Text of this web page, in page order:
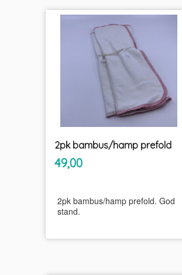
2pk bambus/hamp prefold
Pris
49,00mva.
2pk bambus/hamp prefold. God
stand.